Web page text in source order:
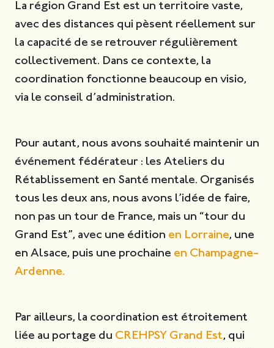
La région Grand Est est un territoire vaste,
avec des distances qui pèsent réellement sur
la capacité de se retrouver régulièrement
collectivement. Dans ce contexte, la
coordination fonctionne beaucoup en visio,
via le conseil d’administration.
Pour autant, nous avons souhaité maintenir un
événement fédérateur : les Ateliers du
Rétablissement en Santé mentale. Organisés
tous les deux ans, nous avons l’idée de faire,
non pas un tour de France, mais un “tour du
Grand Est”, avec une édition en Lorraine, une
en Alsace, puis une prochaine en Champagne-
Ardenne.
Par ailleurs, la coordination est étroitement
liée au portage du CREHPSY Grand Est, qui